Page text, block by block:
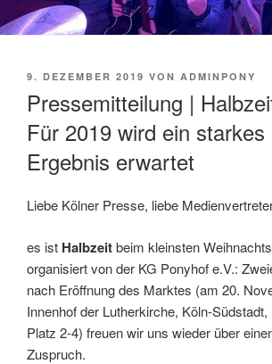
VERÖFFENTLICHT
9. DEZEMBER 2019 VON ADMINPONY
Pressemitteilung |
Für 2019 wird ein
Ergebnis erwartet
Liebe Kölner Presse, liebe
es ist Halbzeitbeim kleinsten
organisiert von der KG Ponyhof e.V.:
nach Eröffnung des Marktes (am 20.
Innenhof der Lutherkirche, Köln-
Platz 2-4) freuen wir uns wieder über
Zuspruch.